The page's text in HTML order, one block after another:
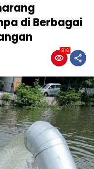
di Berbagai
916